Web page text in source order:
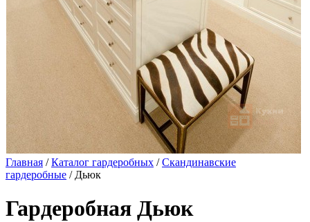
Главная /Каталог гардеробных /Скандинавские
гардеробные / Дьюк
Гардеробная Дьюк